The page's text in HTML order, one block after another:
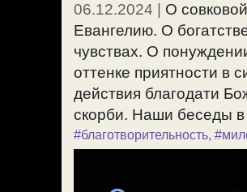
06.12.2024
О
Евангелию. О
чувствах. О
оттенке приятности в
действия благодати
скорби. Наши беседы
#благотворительность,